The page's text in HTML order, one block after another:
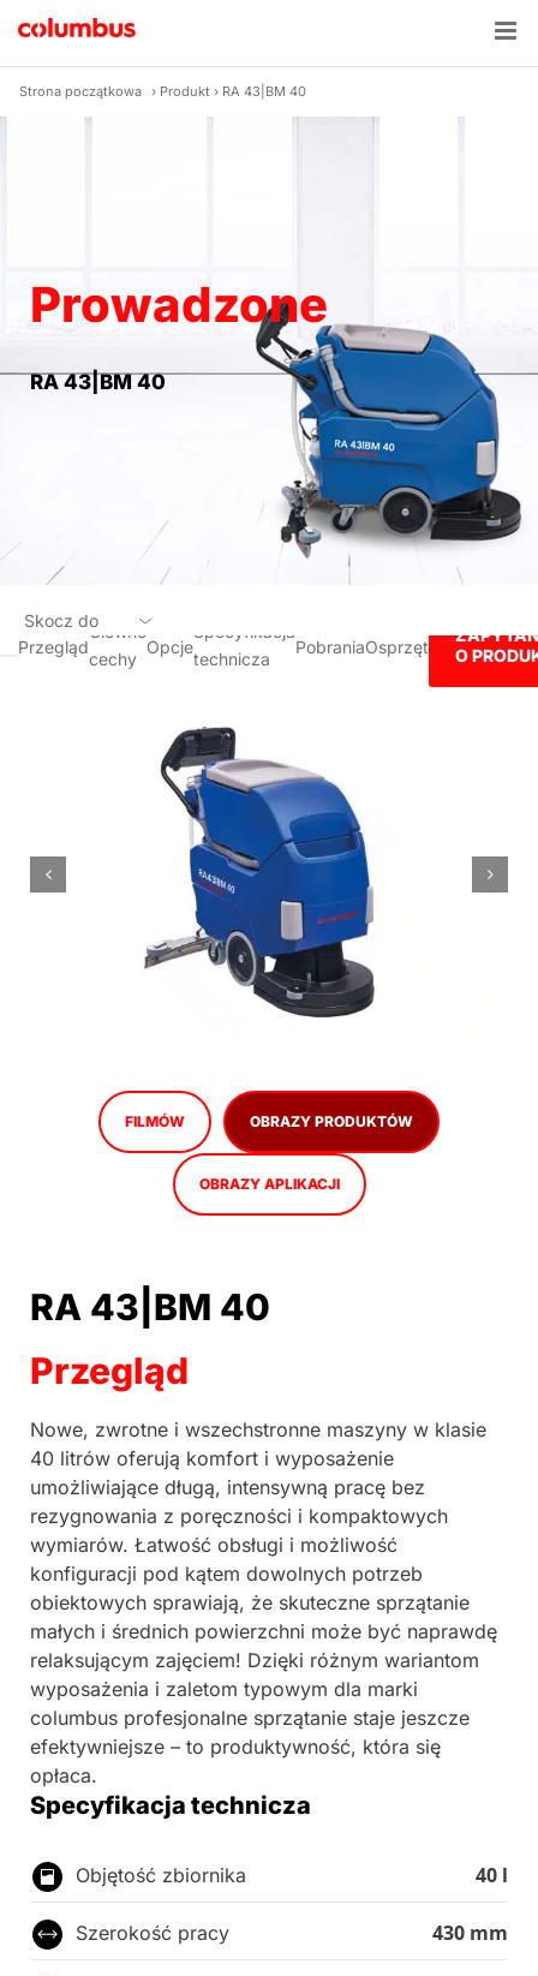
content
Strona początkowa › Produkt › RA 43|BM 40
Prowadzone
RA 43|BM 40
Przegląd
Główne
cechy
Opcje
Specyfikacja
technicza
PobraniaOsprzęt
O
Skocz do
Przegląd
Specyfikacja technicza
Pobrania
ZAPYTANIE O PRODUKT
FILMÓW OBRAZY PRODUKTÓW
OBRAZY APLIKACJI
RA 43|BM 40
Przegląd
Nowe, zwrotne i wszechstronne maszyny w klasie
40 litrów oferują komfort i wyposażenie
umożliwiające długą, intensywną pracę bez
rezygnowania z poręczności i kompaktowych
wymiarów. Łatwość obsługi i możliwość
konfiguracji pod kątem dowolnych potrzeb
obiektowych sprawiają, że skuteczne sprzątanie
małych i średnich powierzchni może być naprawdę
relaksującym zajęciem! Dzięki różnym wariantom
wyposażenia i zaletom typowym dla marki
columbus profesjonalne sprzątanie staje jeszcze
efektywniejsze – to produktywność, która się
opłaca.
Specyfikacja technicza
Objętość zbiornika 40 l
Szerokość pracy 430 mm